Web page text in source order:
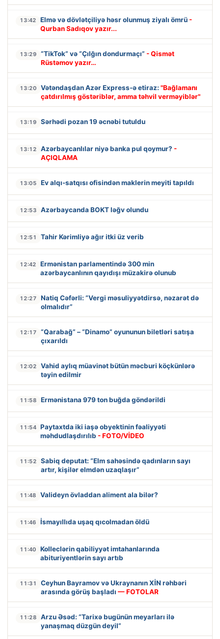
13:42 Elmə və dövlətçiliyə həsr olunmuş ziyalı ömrü -
Qurban Sadıqov yazır...
13:29 “TikTok” və “Çılğın dondurmaçı” - Qismət
Rüstəmov yazır…
13:20 Vətəndaşdan Azər Express-ə etiraz: "Bağlamanı
çatdırılmış göstəriblər, amma təhvil verməyiblər"
13:19 Sərhədi pozan 19 əcnəbi tutuldu
13:12 Azərbaycanlılar niyə banka pul qoymur? -
AÇIQLAMA
13:05 Ev alqı-satqısı ofisindən maklerin meyiti tapıldı
12:53 Azərbaycanda BOKT ləğv olundu
12:51 Tahir Kərimliyə ağır itki üz verib
12:42
Ermənistan parlamentində 300 min
azərbaycanlının qayıdışı müzakirə olunub
12:27
Natiq Cəfərli: “Vergi məsuliyyətdirsə, nəzarət də
olmalıdır”
12:17
“Qarabağ” – “Dinamo” oyununun biletləri satışa
çıxarıldı
12:02
Vahid aylıq müavinət bütün məcburi köçkünlərə
təyin edilmir
11:58 Ermənistana 979 ton buğda göndərildi
11:54 Paytaxtda iki iaşə obyektinin fəaliyyəti
məhdudlaşdırılıb - FOTO/VİDEO
11:52
Sabiq deputat: “Elm sahəsində qadınların sayı
artır, kişilər elmdən uzaqlaşır”
11:48 Valideyn övladdan aliment ala bilər?
11:46 İsmayıllıda uşaq qıcolmadan öldü
11:40
Kolleclərin qabiliyyət imtahanlarında
abituriyentlərin sayı artıb
11:31
Ceyhun Bayramov və Ukraynanın XİN rəhbəri
arasında görüş başladı — FOTOLAR
11:28
Arzu Əsəd: “Tarixə bugünün meyarları ilə
yanaşmaq düzgün deyil”